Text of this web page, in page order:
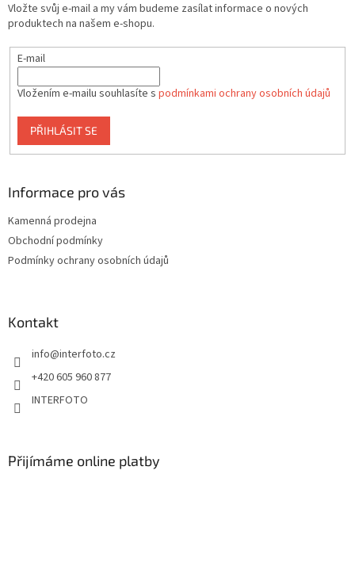
Vložte svůj e-mail a my vám budeme zasílat informace o nových
produktech na našem e-shopu.
E-mail
Vložením e-mailu souhlasíte s podmínkami ochrany osobních údajů
PŘIHLÁSIT SE
Informace pro vás
Kamenná prodejna
Obchodní podmínky
Podmínky ochrany osobních údajů
Kontakt
info@interfoto.cz
+420 605 960 877
INTERFOTO
Přijímáme online platby